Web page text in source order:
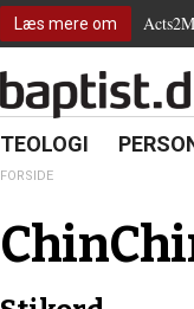
Læs mere om
18.0:
TEOLOGI 19.0:
FORSIDE